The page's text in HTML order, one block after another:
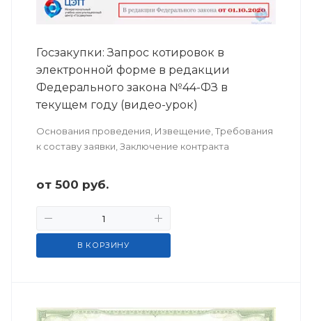
Госзакупки: Запрос котировок в
электронной форме в редакции
Федерального закона №44-ФЗ в
текущем году (видео-урок)
Основания проведения, Извещение, Требования
к составу заявки, Заключение контракта
от 500 руб.
В КОРЗИНУ